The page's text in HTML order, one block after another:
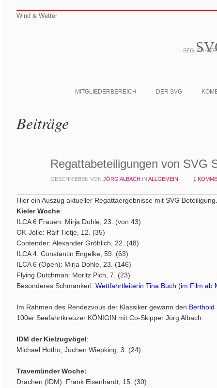
Wind & Wetter
SEGLER-
MITGLIEDERBEREICH DER SVG
Beiträge
Regattabeteiligungen von SVG
GESCHRIEBEN VON JÖRG ALBACH IN ALLGEMEIN 1
Hier ein Auszug aktueller Regattaergebnisse mit SVG Beteiligung.
Kieler Woche:
ILCA 6 Frauen: Mirja Dohle, 23. (von 43)
OK-Jolle: Ralf Tietje, 12. (35)
Contender: Alexander Gröhlich, 22. (48)
ILCA 4: Constantin Engelke, 59. (63)
ILCA 6 (Open): Mirja Dohle, 23. (146)
Flying Dutchman: Moritz Pich, 7. (23)
Besonderes Schmankerl: Wettfahrtleiterin Tina Buch (im Film ab
Im Rahmen des Rendezvous der Klassiker gewann den Berthold
100er Seefahrtkreuzer KÖNIGIN mit Co-Skipper Jörg Albach.
IDM der Kielzugvögel:
Michael Hotho, Jochen Wiepking, 3. (24)
Travemünder Woche:
Drachen (IDM): Frank Eisenhardt, 15. (30)